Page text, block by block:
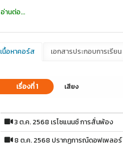
อ่านต่อ...
เนื้อหาคอร์ส เอกสารประกอบการเรียน
เรื่องที่ 1 เสียง
3 ต.ค. 2568 เรโซแนนซ์ การสั่นพ้อง
8 ต.ค. 2568 ปรากฏการณ์ดอฟเพลอร์